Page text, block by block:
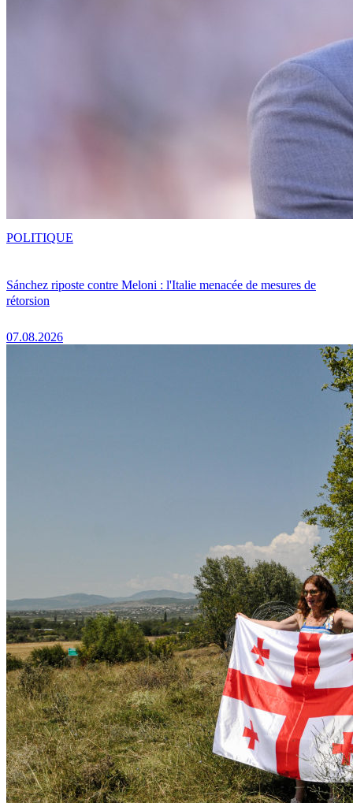
Sánchez riposte contre Meloni : l'Italie menacée de mesures de
rétorsion
07.08.2026
POLITIQUE